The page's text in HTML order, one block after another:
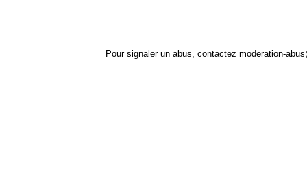
Pour signaler un abus, contactez moderation-